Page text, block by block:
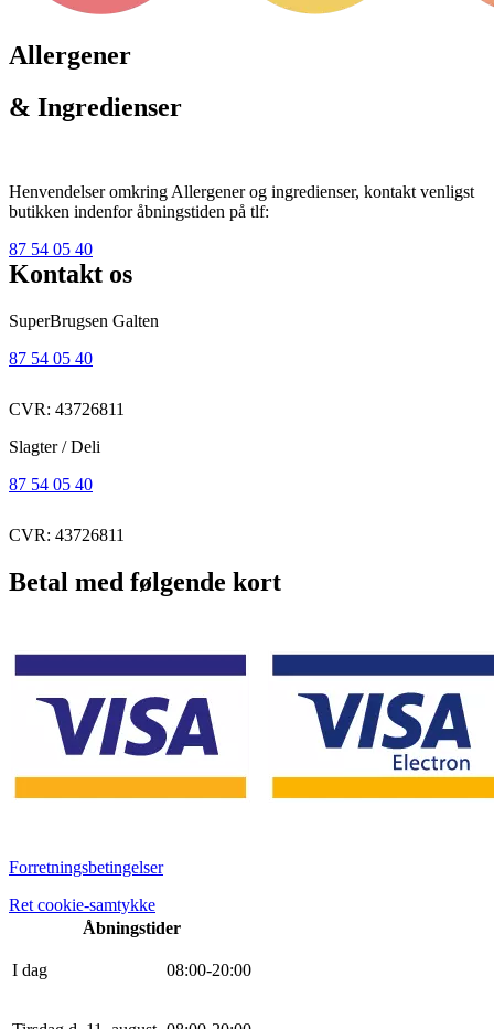
Allergener
& Ingredienser
Henvendelser omkring Allergener og ingredienser, kontakt venligst
butikken indenfor åbningstiden på tlf:
87 54 05 40
Kontakt os
SuperBrugsen Galten
87 54 05 40
CVR: 43726811
Slagter / Deli
87 54 05 40
CVR: 43726811
Betal med følgende kort
Forretningsbetingelser
Ret cookie-samtykke
Åbningstider
I dag 08:00-20:00